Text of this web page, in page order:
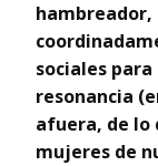
sociales
resonancia
afuera, de lo
mujeres de